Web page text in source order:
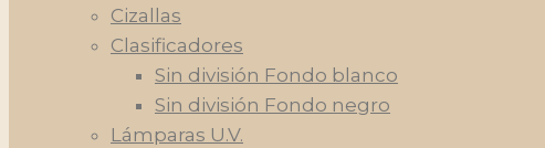
Cizallas
Clasificadores
Sin división Fondo blanco
Sin división Fondo negro
Lámparas U.V.